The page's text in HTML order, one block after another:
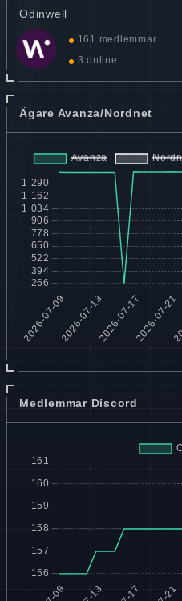
Odinwell
161 medlemmar
3 online
Ägare Avanza/Nordnet
Medlemmar Discord